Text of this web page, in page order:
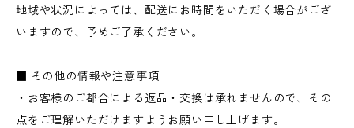
地域や状況によっては、配送にお時間をいただく場合がござ
いますので、予めご了承ください。
■ その他の情報や注意事項
・お客様のご都合による返品・交換は承れませんので、その
点をご理解いただけますようお願い申し上げます。